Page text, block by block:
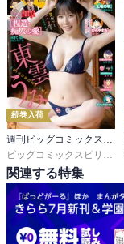
続巻入荷
週刊ビッグコミックスピリッツ
ビッグコミックスピリッツ編集部
関連する特集